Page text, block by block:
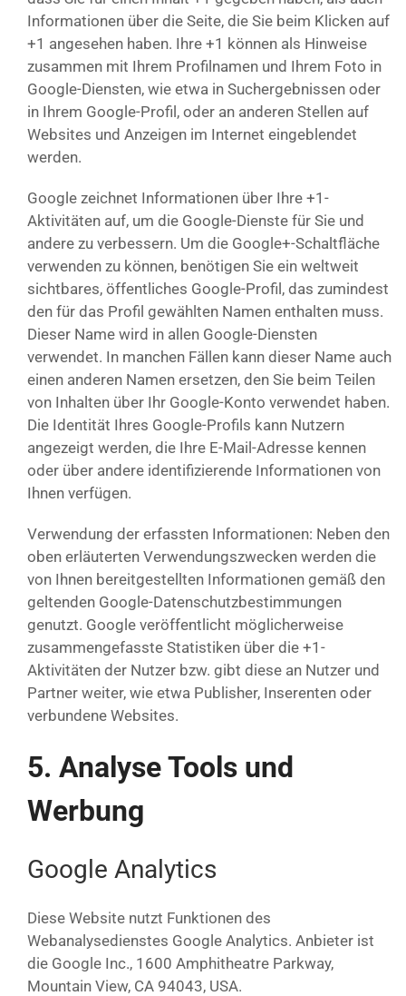
Informationen über die Seite, die Sie beim Klicken auf
+1 angesehen haben. Ihre +1 können als Hinweise
zusammen mit Ihrem Profilnamen und Ihrem Foto in
Google-Diensten, wie etwa in Suchergebnissen oder
in Ihrem Google-Profil, oder an anderen Stellen auf
Websites und Anzeigen im Internet eingeblendet
werden.
Google zeichnet Informationen über Ihre +1-
Aktivitäten auf, um die Google-Dienste für Sie und
andere zu verbessern. Um die Google+-Schaltfläche
verwenden zu können, benötigen Sie ein weltweit
sichtbares, öffentliches Google-Profil, das zumindest
den für das Profil gewählten Namen enthalten muss.
Dieser Name wird in allen Google-Diensten
verwendet. In manchen Fällen kann dieser Name auch
einen anderen Namen ersetzen, den Sie beim Teilen
von Inhalten über Ihr Google-Konto verwendet haben.
Die Identität Ihres Google-Profils kann Nutzern
angezeigt werden, die Ihre E-Mail-Adresse kennen
oder über andere identifizierende Informationen von
Ihnen verfügen.
Verwendung der erfassten Informationen: Neben den
oben erläuterten Verwendungszwecken werden die
von Ihnen bereitgestellten Informationen gemäß den
geltenden Google-Datenschutzbestimmungen
genutzt. Google veröffentlicht möglicherweise
zusammengefasste Statistiken über die +1-
Aktivitäten der Nutzer bzw. gibt diese an Nutzer und
Partner weiter, wie etwa Publisher, Inserenten oder
verbundene Websites.
5. Analyse Tools und
Werbung
Google Analytics
Diese Website nutzt Funktionen des
Webanalysedienstes Google Analytics. Anbieter ist
die Google Inc., 1600 Amphitheatre Parkway,
Mountain View, CA 94043, USA.